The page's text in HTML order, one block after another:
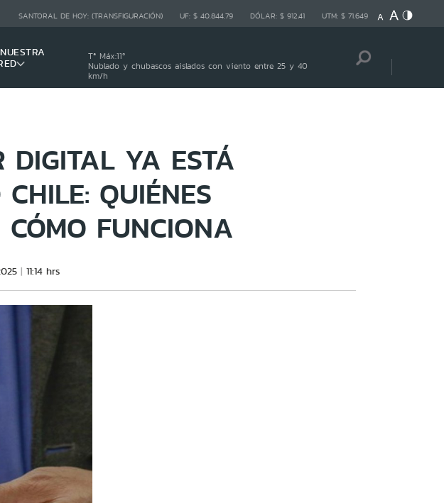
SANTORAL DE HOY: (TRANSFIGURACIÓN) UF: $ 40.844,79 DÓLAR: $ 912,41 UTM: $ 71.649
NUESTRA
Tª Máx:11º
Nublado y chubascos aislados con viento entre 25 y 40
km/h
DIGITAL YA ESTÁ
QUIÉNES
FUNCIONA
11:14 hrs